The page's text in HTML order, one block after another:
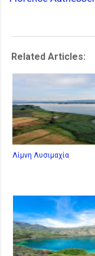
Related Articles:
Λίμνη Λυσιμαχία